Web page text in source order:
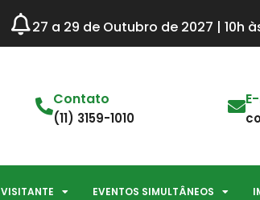
27 a 29 de Outubro de 2027 | 10h
Contato
(11) 3159-1010
VISITANTE EVENTOS SIMULTÂNEOS